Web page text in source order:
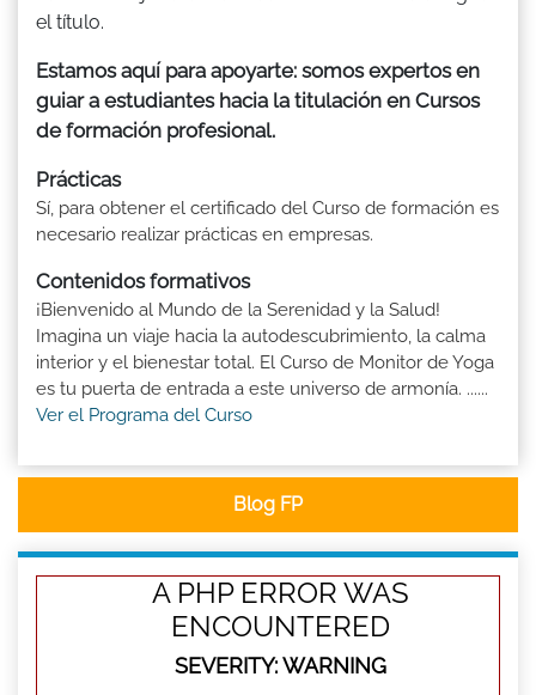
el título.
Estamos aquí para apoyarte: somos expertos en
guiar a estudiantes hacia la titulación en Cursos
de formación profesional.
Prácticas
Sí, para obtener el certificado del Curso de formación es
necesario realizar prácticas en empresas.
Contenidos formativos
¡Bienvenido al Mundo de la Serenidad y la Salud!
Imagina un viaje hacia la autodescubrimiento, la calma
interior y el bienestar total. El Curso de Monitor de Yoga
es tu puerta de entrada a este universo de armonía. ......
Ver el Programa del Curso
Blog FP
A PHP ERROR WAS
ENCOUNTERED
SEVERITY: WARNING